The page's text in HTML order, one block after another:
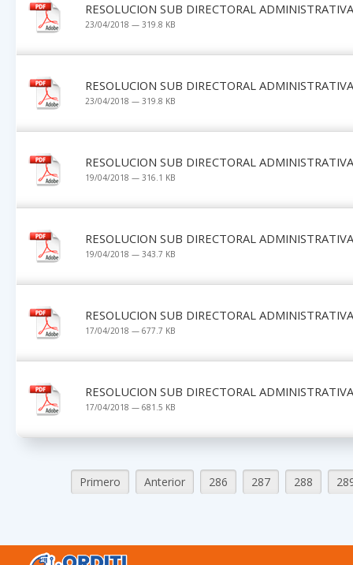
RESOLUCION SUB DIRECTORAL
23/04/2018 — 319.8 KB
RESOLUCION SUB DIRECTORAL
23/04/2018 — 319.8 KB
RESOLUCION SUB DIRECTORAL
19/04/2018 — 316.1 KB
RESOLUCION SUB DIRECTORAL
19/04/2018 — 343.7 KB
RESOLUCION SUB DIRECTORAL
17/04/2018 — 677.7 KB
RESOLUCION SUB DIRECTORAL
17/04/2018 — 681.5 KB
Primero Anterior 286 287 288